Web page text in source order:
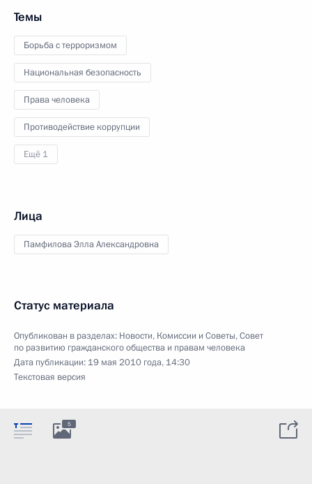
Темы
Борьба с терроризмом
Национальная безопасность
Права человека
Противодействие коррупции
Ещё 1
Лица
Памфилова Элла Александровна
Статус материала
Опубликован в разделах: Новости, Комиссии и Советы,Совет
по развитию гражданского общества и правам человека
Дата публикации: 19 мая 2010 года, 14:30
Текстовая версия
5